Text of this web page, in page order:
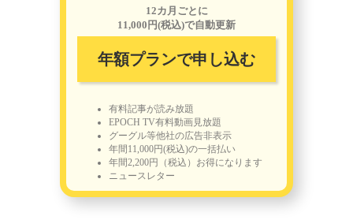
12カ月ごとに
11,000円(税込)で自動更新
年額プランで申し込む
有料記事が読み放題
EPOCH TV有料動画見放題
グーグル等他社の広告非表示
年間11,000円(税込)の一括払い
年間2,200円（税込）お得になります
ニュースレター